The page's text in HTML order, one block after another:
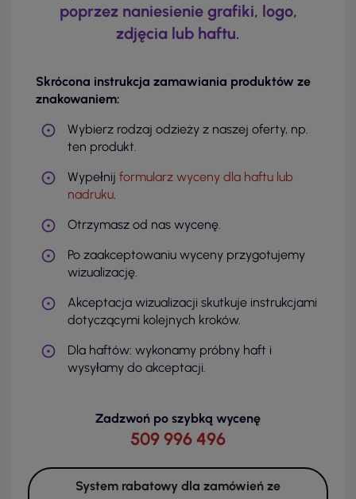
poprzez naniesienie grafiki, logo,
zdjęcia lub haftu.
Skrócona instrukcja zamawiania produktów ze
znakowaniem:
Wybierz rodzaj odzieży z naszej oferty, np.
ten produkt.
Wypełnij formularz wyceny dla haftu lub
nadruku.
Otrzymasz od nas wycenę.
Po zaakceptowaniu wyceny przygotujemy
wizualizację.
Akceptacja wizualizacji skutkuje instrukcjami
dotyczącymi kolejnych kroków.
Dla haftów: wykonamy próbny haft i
wysyłamy do akceptacji.
Zadzwoń po szybką wycenę
509 996 496
System rabatowy dla zamówień ze